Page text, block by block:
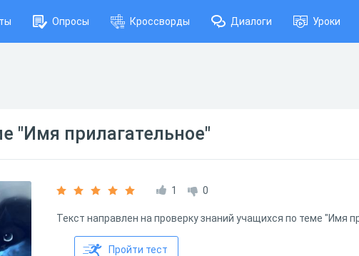
Опросы Кроссворды Диалоги Уроки
"Имя прилагательное"
1 0
Текст направлен на проверку знаний учащихся по теме "Имя
Пройти тест